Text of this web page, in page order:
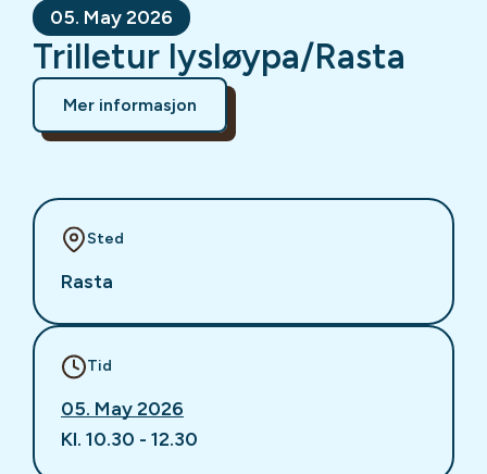
05. May 2026
Trilletur lysløypa/Rasta
Mer informasjon
Sted
Rasta
Tid
05. May 2026
Kl. 10.30 - 12.30